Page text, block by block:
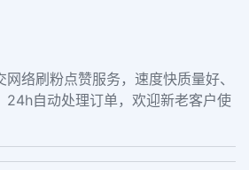
络刷粉点赞服务，速度快质量好、
24h自动处理订单，欢迎新老客户使